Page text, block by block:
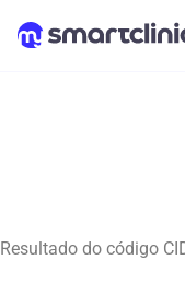
Resultado do código